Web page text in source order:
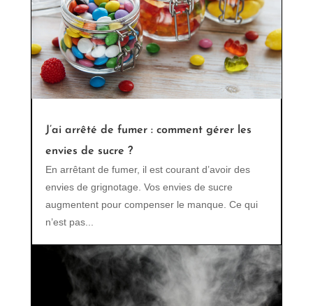
J’ai arrêté de fumer : comment gérer les
envies de sucre ?
En arrêtant de fumer, il est courant d’avoir des
envies de grignotage. Vos envies de sucre
augmentent pour compenser le manque. Ce qui
n’est pas...